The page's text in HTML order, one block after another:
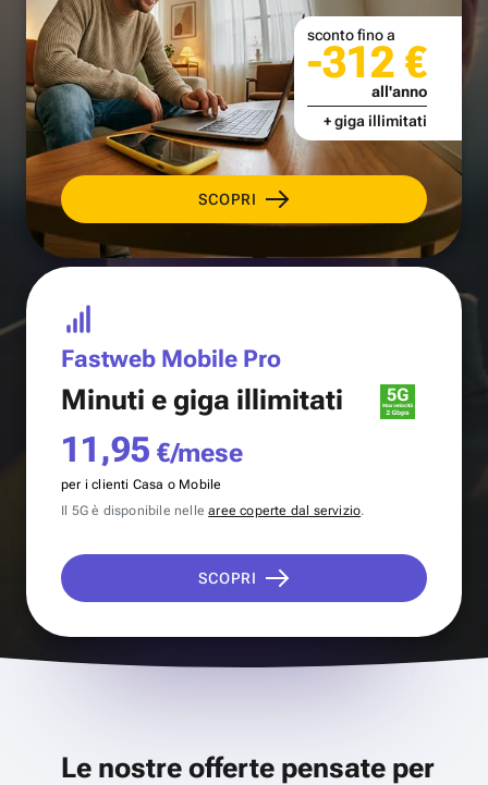
SCOPRI
sconto fino a
-312 €
all'anno
+ giga illimitati
Fastweb Mobile Pro
Minuti e giga illimitati
11,95 €/mese
per i clienti Casa o Mobile
Il 5G è disponibile nellearee coperte dal servizio.
SCOPRI
Le nostre offerte pensate per